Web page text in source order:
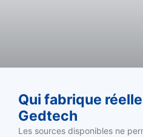
Qui fabrique
Gedtech
Les sources disponibles ne